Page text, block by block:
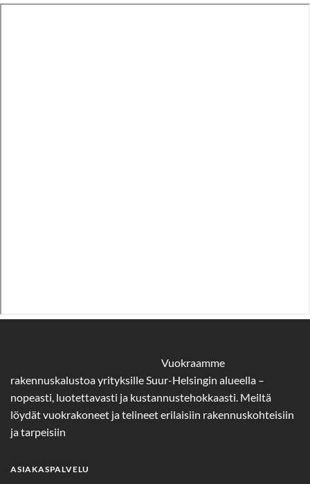
Vuokraamme
rakennuskalustoa yrityksille Suur-Helsingin alueella –
nopeasti, luotettavasti ja kustannustehokkaasti. Meiltä
löydät vuokrakoneet ja telineet erilaisiin rakennuskohteisiin
ja tarpeisiin
ASIAKASPALVELU